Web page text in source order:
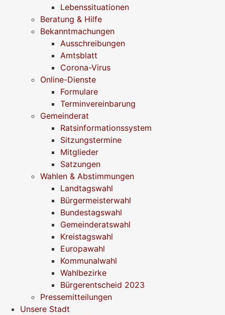
Lebenssituationen
Beratung & Hilfe
Bekanntmachungen
Ausschreibungen
Amtsblatt
Corona-Virus
Online-Dienste
Formulare
Terminvereinbarung
Gemeinderat
Ratsinformationssystem
Sitzungstermine
Mitglieder
Satzungen
Wahlen & Abstimmungen
Landtagswahl
Bürgermeisterwahl
Bundestagswahl
Gemeinderatswahl
Kreistagswahl
Europawahl
Kommunalwahl
Wahlbezirke
Bürgerentscheid 2023
Pressemitteilungen
Unsere Stadt